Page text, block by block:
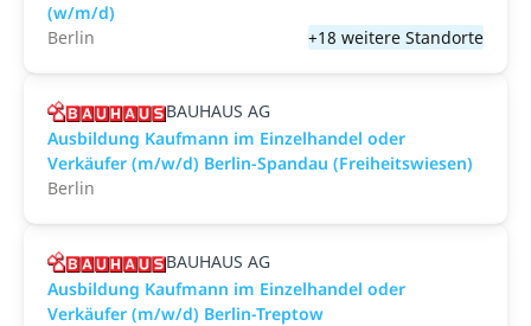
(w/m/d)
Berlin
+18 weitere Standorte
BAUHAUS AG
Ausbildung Kaufmann im Einzelhandel oder
Verkäufer (m/w/d) Berlin-Spandau (Freiheitswiesen)
Berlin
BAUHAUS AG
Ausbildung Kaufmann im Einzelhandel oder
Verkäufer (m/w/d) Berlin-Treptow